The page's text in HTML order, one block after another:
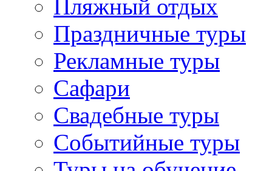
Пляжный отдых
Праздничные туры
Рекламные туры
Сафари
Свадебные туры
Событийные туры